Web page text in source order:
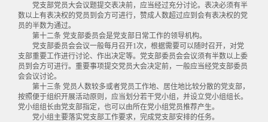
党支部党员大会议题提交表决前，应当经过充分讨论。表决必须有半
数以上有表决权的党员到会方可进行，赞成人数超过应到会有表决权的党
员的半数为通过。
第十二条 党支部委员会是党支部日常工作的领导机构。
党支部委员会会议一般每月召开1次，根据需要可以随时召开，对党
支部重要工作进行讨论、作出决定等。党支部委员会会议须有半数以上委
员到会方可进行。重要事项提交党员大会决定前，一般应当经党支部委员
会会议讨论。
第十三条 党员人数较多或者党员工作地、居住地比较分散的党支部，
按照便于组织开展活动原则，应当划分若干党小组，并设立党小组组长。
党小组组长由党支部指定，也可以由所在党小组党员推荐产生。
党小组主要落实党支部工作要求，完成党支部安排的任务。